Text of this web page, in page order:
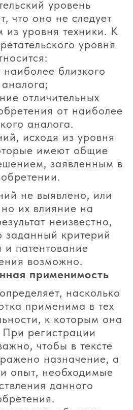
уровень
что оно не следует
уровня техники. К
уровня
близкого
аналога;
отличительных
от наиболее
аналога.
исходя из уровня
имеют общие
заявленным в
не выявлено, или
их влияние на
неизвестно,
заданный критерий
и патентование
возможно.
применимость
насколько
применима в тех
к которым она
При регистрации
чтобы в тексте
назначение, а
опыт, необходимые
данного